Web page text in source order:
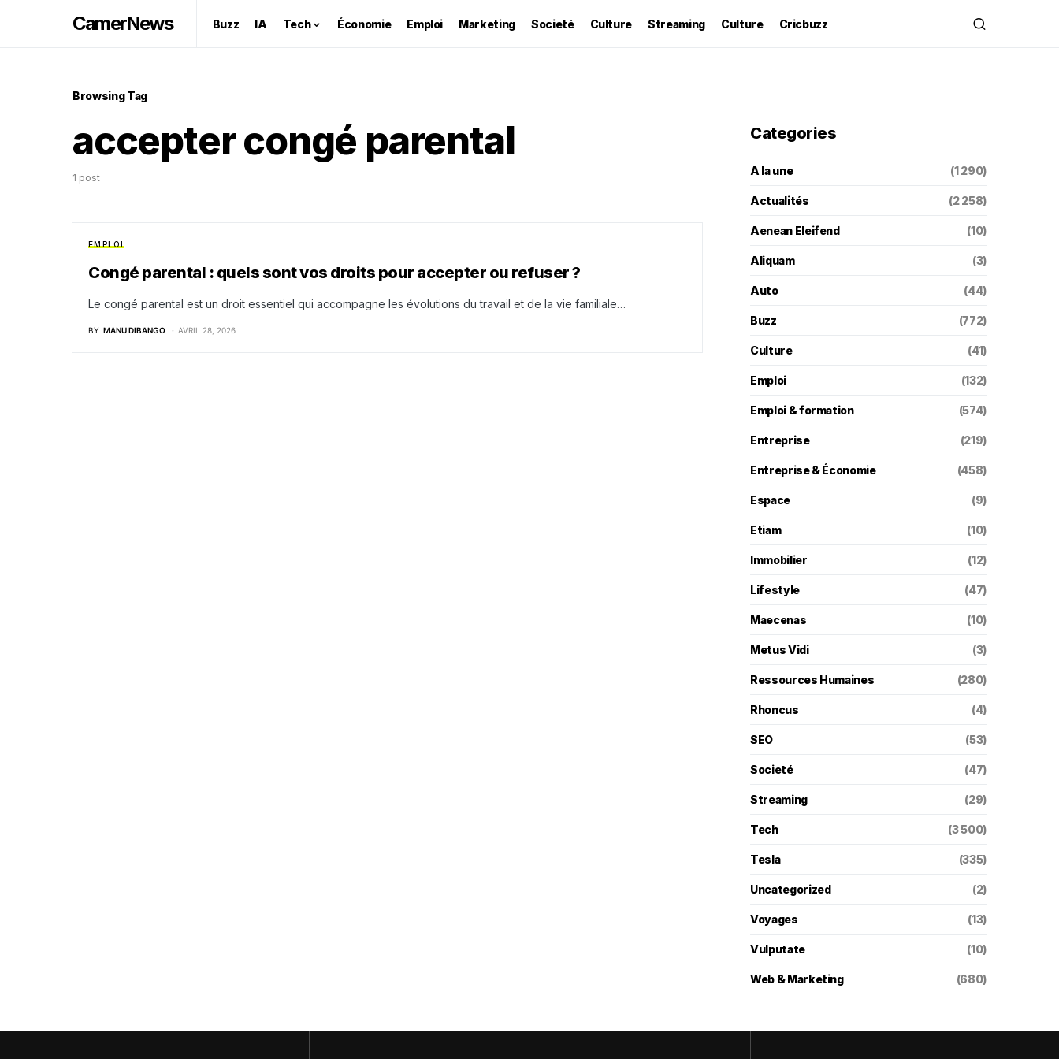
CamerNews Buzz IA Tech Économie Emploi Marketing Societé Culture Streaming Culture Cricbuzz
Browsing Tag
accepter congé parental
1 post
EMPLOI
Congé parental : quels sont vos droits pour accepter ou refuser ?
Le congé parental est un droit essentiel qui accompagne les évolutions du travail et de la vie familiale…
BY MANU DIBANGO AVRIL 28, 2026
Categories
A la une (1 290)
Actualités (2 258)
Aenean Eleifend (10)
Aliquam (3)
Auto (44)
Buzz (772)
Culture (41)
Emploi (132)
Emploi & formation (574)
Entreprise (219)
Entreprise & Économie (458)
Espace (9)
Etiam (10)
Immobilier (12)
Lifestyle (47)
Maecenas (10)
Metus Vidi (3)
Ressources Humaines (280)
Rhoncus (4)
SEO (53)
Societé (47)
Streaming (29)
Tech (3 500)
Tesla (335)
Uncategorized (2)
Voyages (13)
Vulputate (10)
Web & Marketing (680)